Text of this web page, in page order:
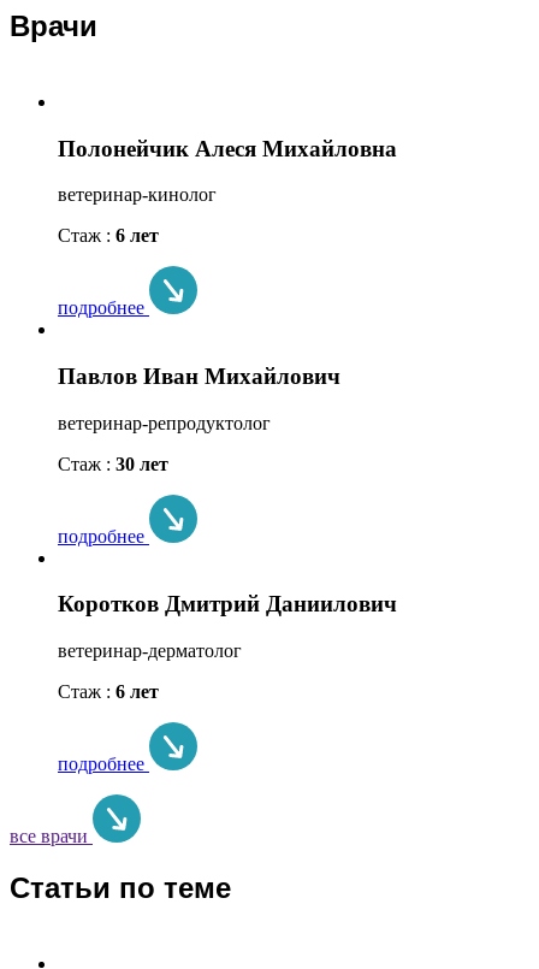
Врачи
Полонейчик Алеся Михайловна
ветеринар-кинолог
Стаж : 6 лет
подробнее
Павлов Иван Михайлович
ветеринар-репродуктолог
Стаж : 30 лет
подробнее
Коротков Дмитрий Даниилович
ветеринар-дерматолог
Стаж : 6 лет
подробнее
все врачи
Статьи по теме